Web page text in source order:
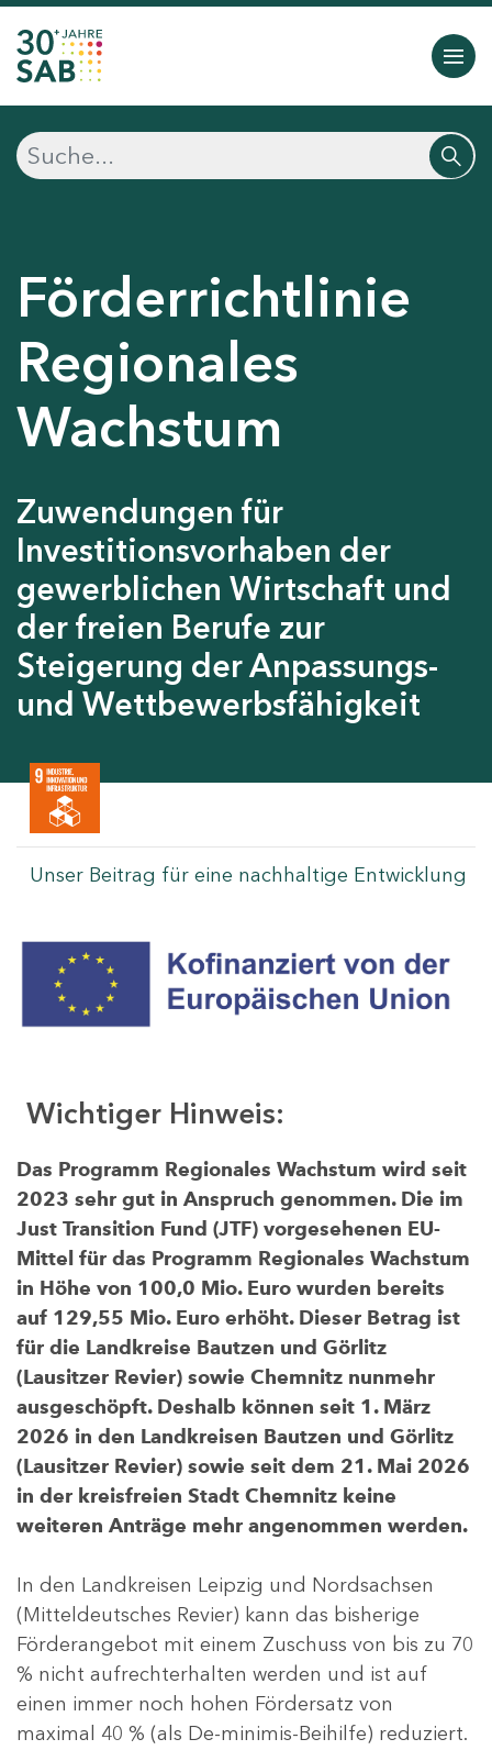
Förderrichtlinie
Regionales
Wachstum
Zuwendungen für
Investitionsvorhaben der
gewerblichen Wirtschaft und
der freien Berufe zur
Steigerung der Anpassungs-
und Wettbewerbsfähigkeit
Unser Beitrag für eine nachhaltige Entwicklung
Wichtiger Hinweis:
Das Programm Regionales Wachstum wird seit
2023 sehr gut in Anspruch genommen. Die im
Just Transition Fund (JTF) vorgesehenen EU-
Mittel für das Programm Regionales Wachstum
in Höhe von 100,0 Mio. Euro wurden bereits
auf 129,55 Mio. Euro erhöht. Dieser Betrag ist
für die Landkreise Bautzen und Görlitz
(Lausitzer Revier) sowie Chemnitz nunmehr
ausgeschöpft. Deshalb können seit 1. März
2026 in den Landkreisen Bautzen und Görlitz
(Lausitzer Revier) sowie seit dem 21. Mai 2026
in der kreisfreien Stadt Chemnitz keine
weiteren Anträge mehr angenommen werden.
In den Landkreisen Leipzig und Nordsachsen
(Mitteldeutsches Revier) kann das bisherige
Förderangebot mit einem Zuschuss von bis zu 70
% nicht aufrechterhalten werden und ist auf
einen immer noch hohen Fördersatz von
maximal 40 % (als De-minimis-Beihilfe) reduziert.